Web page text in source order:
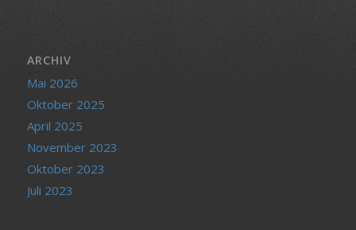
ARCHIV
Mai 2026
Oktober 2025
April 2025
November 2023
Oktober 2023
Juli 2023